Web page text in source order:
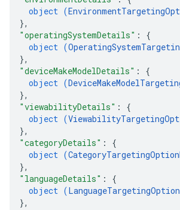
object (
},
"operatingSystemDetails" : {
object (
},
"deviceMakeModelDetails" : {
object (
},
"viewabilityDetails" : {
object (
},
"categoryDetails" : {
object (
},
"languageDetails" : {
object (
},